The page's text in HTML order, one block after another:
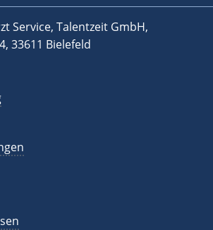
Service, Talentzeit GmbH,
33611 Bielefeld